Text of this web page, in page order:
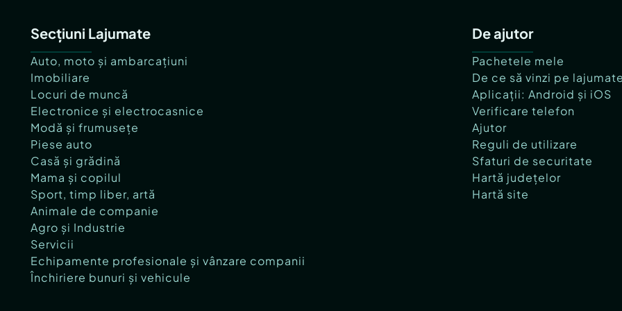
Secțiuni Lajumate
Auto, moto și ambarcațiuni
Imobiliare
Locuri de muncă
Electronice și electrocasnice
Modă și frumusețe
Piese auto
Casă și grădină
Mama și copilul
Sport, timp liber, artă
Animale de companie
Agro și Industrie
Servicii
Echipamente profesionale și vânzare companii
Închiriere bunuri și vehicule
De ajutor
Pachetele mele
De ce să vinzi pe
Aplicații: Android și iOS
Verificare telefon
Ajutor
Reguli de utilizare
Sfaturi de securitate
Hartă județelor
Hartă site